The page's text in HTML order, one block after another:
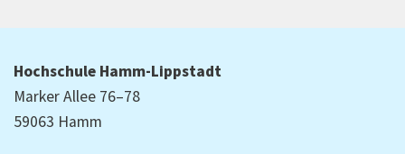
Hochschule Hamm-Lippstadt
Marker Allee 76–78
59063 Hamm